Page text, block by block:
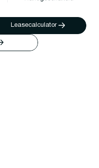
Leasecalculator